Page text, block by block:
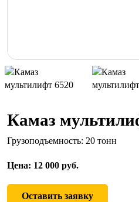
Камаз
Грузоподъемность: 20 тонн
Цена: 12 000 руб.
Оставить заявку